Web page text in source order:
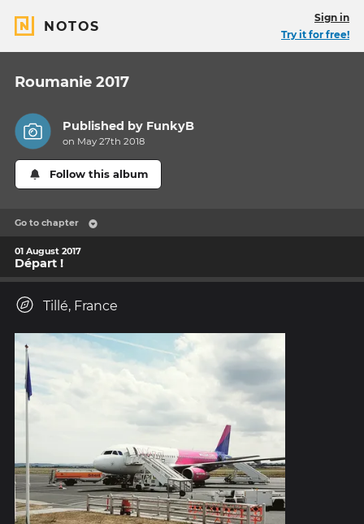
NOTOS
Sign in
Try it for free!
Roumanie 2017
Published by FunkyB
on May 27th 2018
Follow this album
Go to chapter
01 August 2017
Départ !
Tillé, France